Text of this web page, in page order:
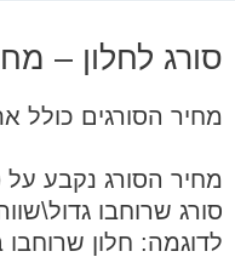
סורג לחלון –
מחיר הסורגים כולל
מחיר הסורג נקבע על
סורג שרוחבו